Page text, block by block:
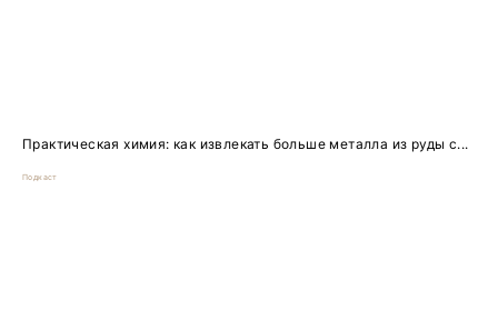
Практическая химия: как извлекать больше металла из руды с...
Подкаст